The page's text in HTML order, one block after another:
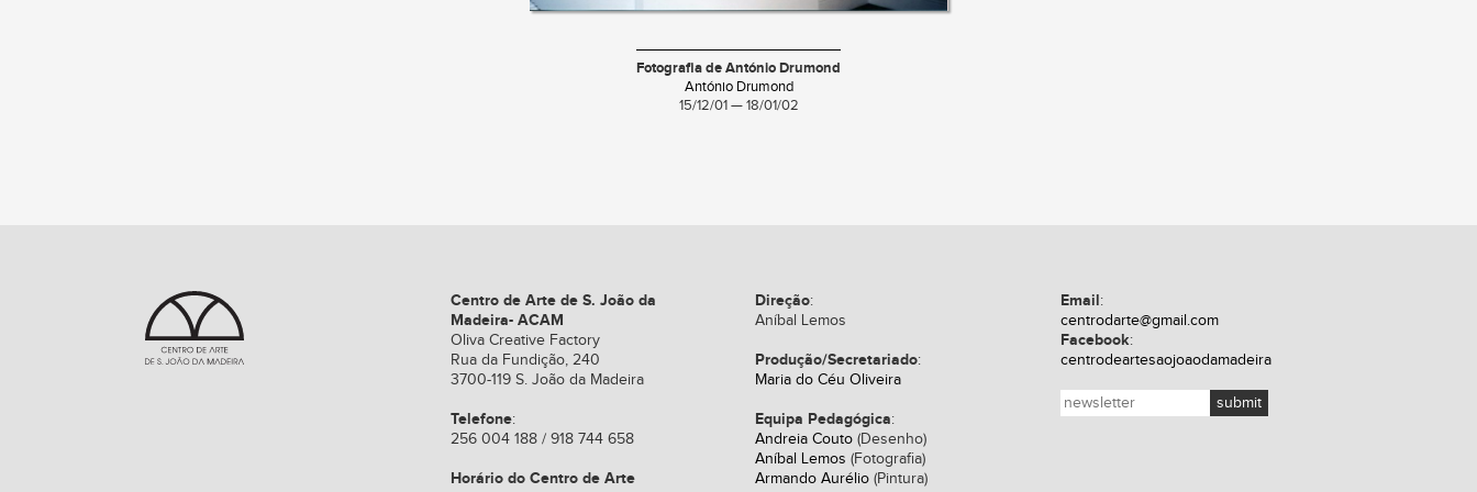
Fotografia de António Drumond
António Drumond
15/12/01 — 18/01/02
Centro de Arte de S. João da
Madeira- ACAM
Oliva Creative Factory
Rua da Fundição, 240
3700-119 S. João da Madeira
Telefone:
256 004 188 / 918 744 658
Horário do Centro de Arte
Direção:
Aníbal Lemos
Produção/Secretariado:
Maria do Céu Oliveira
Equipa Pedagógica:
Andreia Couto (Desenho)
Aníbal Lemos (Fotografia)
Armando Aurélio (Pintura)
Email:
centrodarte@gmail.com
Facebook:
centrodeartesaojoaodamadeira